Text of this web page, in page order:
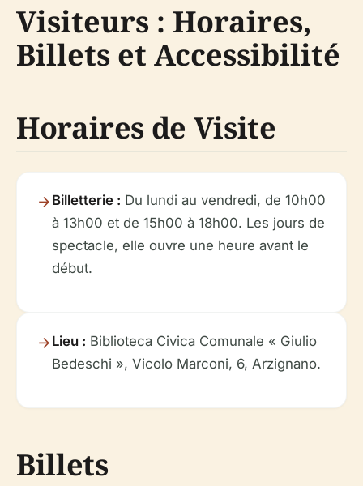
Visiteurs : Horaires,
Billets et Accessibilité
Horaires de Visite
Billetterie : Du lundi au vendredi, de 10h00
à 13h00 et de 15h00 à 18h00. Les jours de
spectacle, elle ouvre une heure avant le
début.
Lieu : Biblioteca Civica Comunale « Giulio
Bedeschi », Vicolo Marconi, 6, Arzignano.
Billets